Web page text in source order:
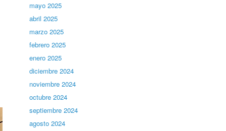
mayo 2025
abril 2025
marzo 2025
febrero 2025
enero 2025
diciembre 2024
noviembre 2024
octubre 2024
septiembre 2024
agosto 2024